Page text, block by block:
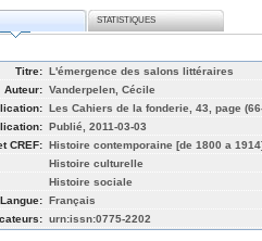
STATISTIQUES
Titre: L'émergence des salons littéraires
Auteur: Vanderpelen, Cécile
Les Cahiers de la fonderie, 43, page
Publié, 2011-03-03
CREF: Histoire contemporaine [de 1800 a
Histoire culturelle
Histoire sociale
Langue: Français
urn:issn:0775-2202